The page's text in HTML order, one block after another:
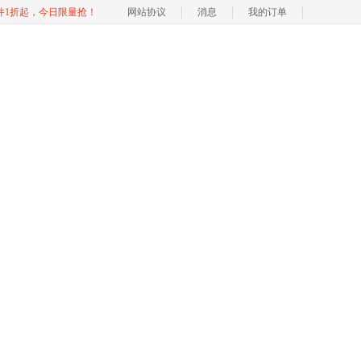
1折起，今日限量抢！ 网站协议 消息 我的订单